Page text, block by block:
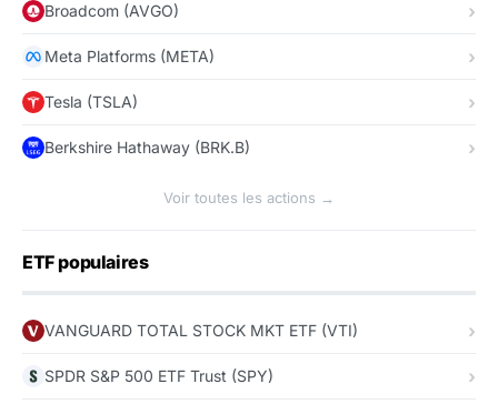
Broadcom (AVGO)
Meta Platforms (META)
Tesla (TSLA)
Berkshire Hathaway (BRK.B)
Voir toutes les actions →
ETF populaires
VANGUARD TOTAL STOCK MKT ETF (VTI)
SPDR S&P 500 ETF Trust (SPY)